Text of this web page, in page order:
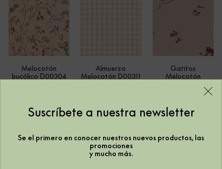
Melocotón
bucólico D00304
Almuerzo
Melocotón D00311
Gatitos
Melocotón
Suscríbete a nuestra newsletter
Se el primero en conocer nuestros nuevos productos, las
promociones
y mucho más.